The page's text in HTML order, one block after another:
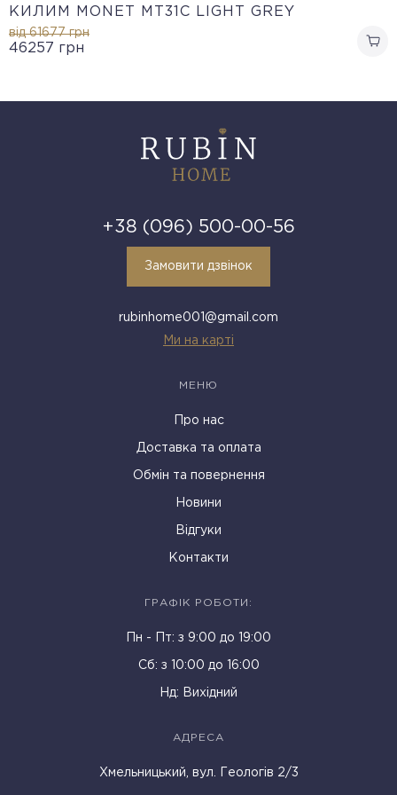
КИЛИМ MONET MT31C LIGHT GREY
від 61677грн
46257 грн
+38 (096) 500-00-56
Замовити дзвінок
rubinhome001@gmail.com
Ми на карті
МЕНЮ
Про нас
Доставка та оплата
Обмін та повернення
Новини
Відгуки
Контакти
ГРАФІК РОБОТИ:
Пн - Пт: з 9:00 до 19:00
Cб: з 10:00 до 16:00
Нд: Вихідний
АДРЕСА
Хмельницький, вул. Геологів 2/3